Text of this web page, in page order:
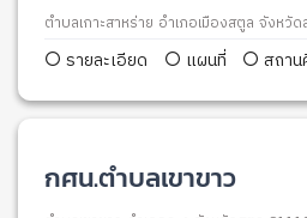
ตำบลเกาะสาหร่าย อำเภอเมืองสตูล จังหวั
รายละเอียด แผนที่ สถาน
กศน.ตำบลเขาขาว